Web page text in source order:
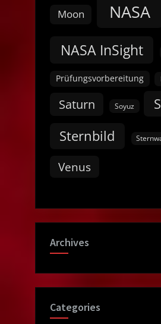
Moon NASA
NASA InSight
Prüfungsvorbereitung
Saturn Soyuz
Sternbild
Venus
Archives
Categories